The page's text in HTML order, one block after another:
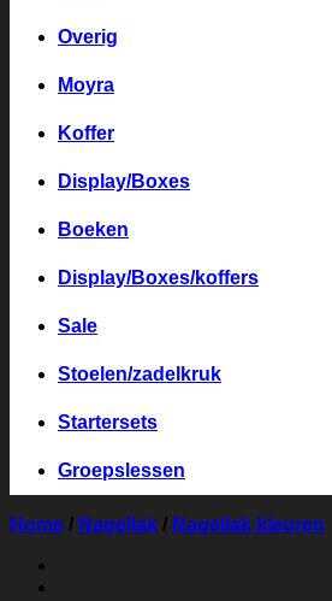
Overig
Moyra
Koffer
Display/Boxes
Boeken
Display/Boxes/koffers
Sale
Stoelen/zadelkruk
Startersets
Groepslessen
Home / Nagellak / Nagellak kleuren